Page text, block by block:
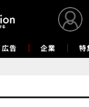
広告 企業 特